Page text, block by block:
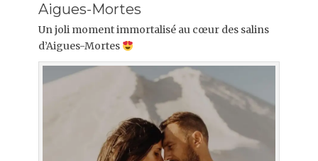
Aigues-Mortes
Un joli moment immortalisé au cœur des salins
d’Aigues-Mortes